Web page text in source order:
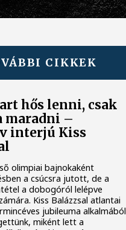
CIKKEK
hős lenni, csak
maradni –
interjú Kiss
olimpiai bajnokaként
a csúcsra jutott, de a
a dobogóról lelépve
Kiss Balázzsal atlantai
jubileuma alkalmából
miként lett a